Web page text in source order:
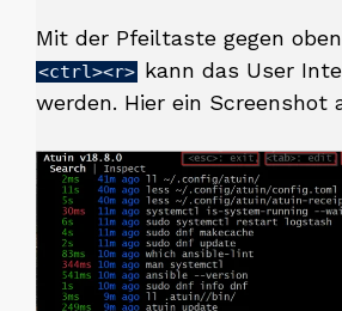
Mit der Pfeiltaste gegen
<ctrl><r> kann das User
werden. Hier ein Screenshot